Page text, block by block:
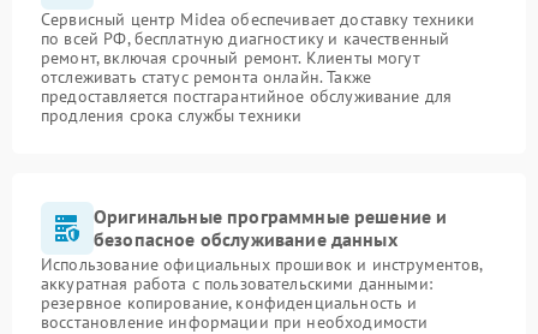
Сервисный центр Midea обеспечивает доставку техники
по всей РФ, бесплатную диагностику и качественный
ремонт, включая срочный ремонт. Клиенты могут
отслеживать статус ремонта онлайн. Также
предоставляется постгарантийное обслуживание для
продления срока службы техники
Оригинальные программные решение и
безопасное обслуживание данных
Использование официальных прошивок и инструментов,
аккуратная работа с пользовательскими данными:
резервное копирование, конфиденциальность и
восстановление информации при необходимости